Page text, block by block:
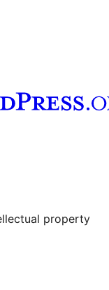
property